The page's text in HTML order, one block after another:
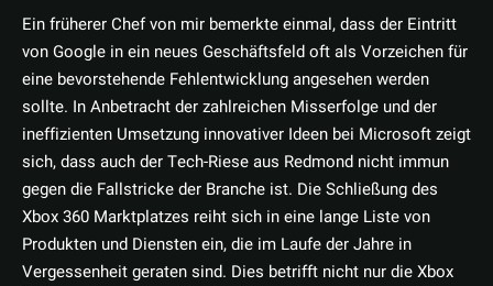
Ein früherer Chef von mir bemerkte einmal, dass der Eintritt
von Google in ein neues Geschäftsfeld oft als Vorzeichen für
eine bevorstehende Fehlentwicklung angesehen werden
sollte. In Anbetracht der zahlreichen Misserfolge und der
ineffizienten Umsetzung innovativer Ideen bei Microsoft zeigt
sich, dass auch der Tech-Riese aus Redmond nicht immun
gegen die Fallstricke der Branche ist. Die Schließung des
Xbox 360 Marktplatzes reiht sich in eine lange Liste von
Produkten und Diensten ein, die im Laufe der Jahre in
Vergessenheit geraten sind. Dies betrifft nicht nur die Xbox